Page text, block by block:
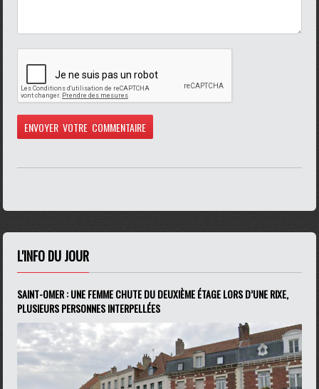
L'INFO DU JOUR
SAINT-OMER : UNE FEMME CHUTE DU DEUXIÈME ÉTAGE LORS D’UNE RIXE,
PLUSIEURS PERSONNES INTERPELLÉES